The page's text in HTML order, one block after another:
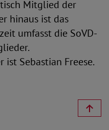
Mitglied der
hinaus ist das
umfasst die SoVD-
Sebastian Freese.